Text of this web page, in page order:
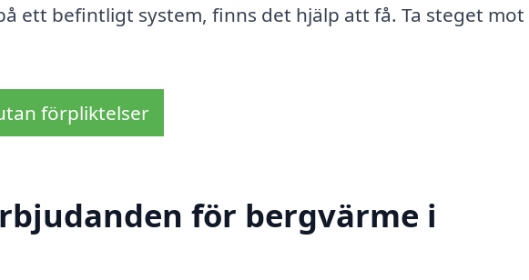
ett befintligt system, finns det hjälp att få. Ta steget mot
förpliktelser
för bergvärme i